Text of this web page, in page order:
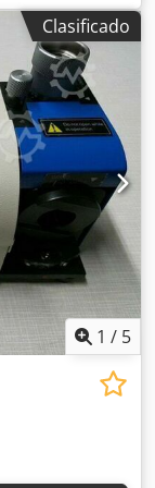
Clasificado
1 / 5